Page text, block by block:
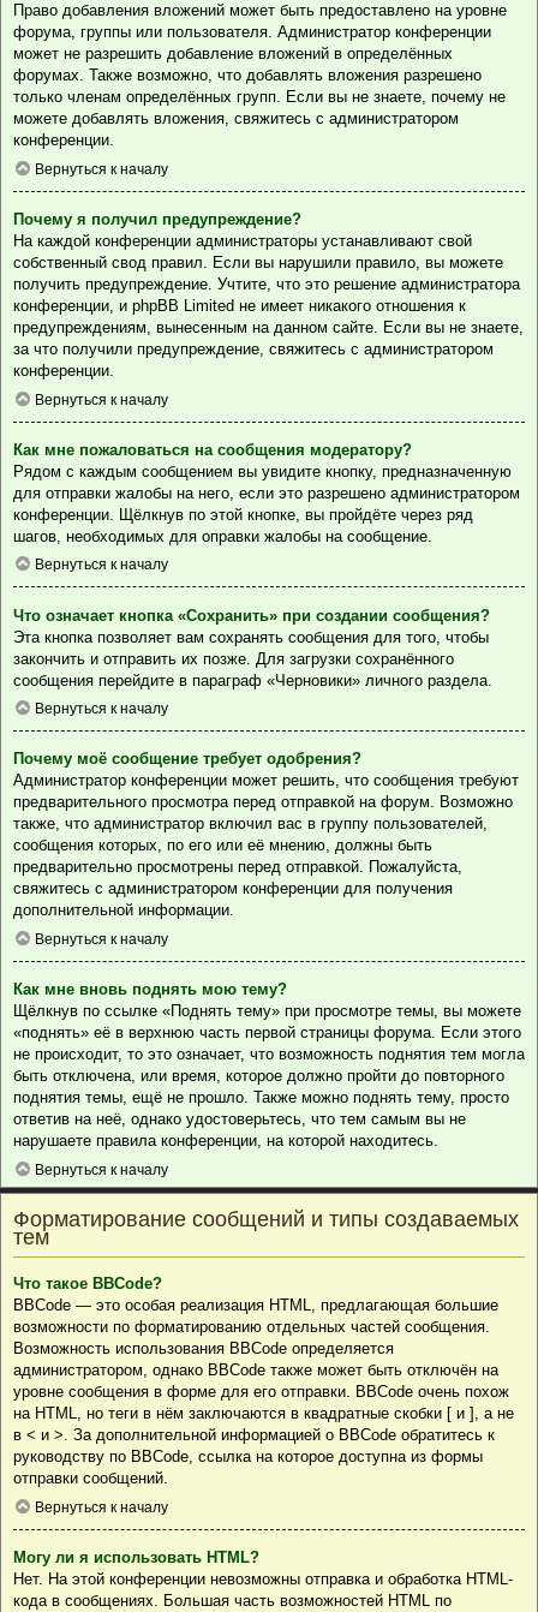
Право добавления вложений может быть предоставлено на уровне
форума, группы или пользователя. Администратор конференции
может не разрешить добавление вложений в определённых
форумах. Также возможно, что добавлять вложения разрешено
только членам определённых групп. Если вы не знаете, почему не
можете добавлять вложения, свяжитесь с администратором
конференции.
Вернуться к началу
Почему я получил предупреждение?
На каждой конференции администраторы устанавливают свой
собственный свод правил. Если вы нарушили правило, вы можете
получить предупреждение. Учтите, что это решение администратора
конференции, и phpBB Limited не имеет никакого отношения к
предупреждениям, вынесенным на данном сайте. Если вы не знаете,
за что получили предупреждение, свяжитесь с администратором
конференции.
Вернуться к началу
Как мне пожаловаться на сообщения модератору?
Рядом с каждым сообщением вы увидите кнопку, предназначенную
для отправки жалобы на него, если это разрешено администратором
конференции. Щёлкнув по этой кнопке, вы пройдёте через ряд
шагов, необходимых для оправки жалобы на сообщение.
Вернуться к началу
Что означает кнопка «Сохранить» при создании сообщения?
Эта кнопка позволяет вам сохранять сообщения для того, чтобы
закончить и отправить их позже. Для загрузки сохранённого
сообщения перейдите в параграф «Черновики» личного раздела.
Вернуться к началу
Почему моё сообщение требует одобрения?
Администратор конференции может решить, что сообщения требуют
предварительного просмотра перед отправкой на форум. Возможно
также, что администратор включил вас в группу пользователей,
сообщения которых, по его или её мнению, должны быть
предварительно просмотрены перед отправкой. Пожалуйста,
свяжитесь с администратором конференции для получения
дополнительной информации.
Вернуться к началу
Как мне вновь поднять мою тему?
Щёлкнув по ссылке «Поднять тему» при просмотре темы, вы можете
«поднять» её в верхнюю часть первой страницы форума. Если этого
не происходит, то это означает, что возможность поднятия тем могла
быть отключена, или время, которое должно пройти до повторного
поднятия темы, ещё не прошло. Также можно поднять тему, просто
ответив на неё, однако удостоверьтесь, что тем самым вы не
нарушаете правила конференции, на которой находитесь.
Вернуться к началу
Форматирование сообщений и типы создаваемых
тем
Что такое BBCode?
BBCode — это особая реализация HTML, предлагающая большие
возможности по форматированию отдельных частей сообщения.
Возможность использования BBCode определяется
администратором, однако BBCode также может быть отключён на
уровне сообщения в форме для его отправки. BBCode очень похож
на HTML, но теги в нём заключаются в квадратные скобки [ и ], а не
в < и >. За дополнительной информацией о BBCode обратитесь к
руководству по BBCode, ссылка на которое доступна из формы
отправки сообщений.
Вернуться к началу
Могу ли я использовать HTML?
Нет. На этой конференции невозможны отправка и обработка HTML-
кода в сообщениях. Большая часть возможностей HTML по